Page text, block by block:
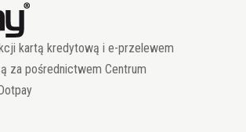
kartą kredytową i e-przelewem
za pośrednictwem Centrum